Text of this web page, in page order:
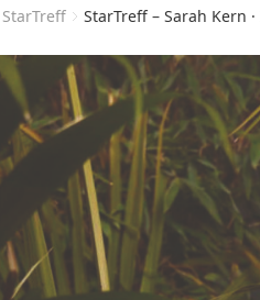
StarTreff StarTreff – Sarah Kern